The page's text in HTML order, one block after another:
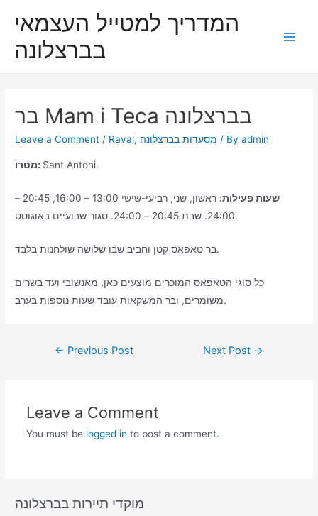
content
המדריך למטייל העצמאי
בברצלונה
בר Mam i Teca בברצלונה
Leave a Comment / Raval, מסעדות בברצלונה / Byadmin
מטרו: Sant Antoni.
שעות פעילות:
ראשון, שני, רביעי-שישי 13:00 – 16:00, 20:45 –
24:00. שבת 20:45 – 24:00. סגור שבועיים באוגוסט.
בר טאפאס קטן וחביב שבו שלושה שולחנות בלבד.
כל סוגי הטאפאס המוכרים מוצעים כאן, מאנשובי ועד בשרים
משומרים, ובר המשקאות עובד שעות נוספות בערב.
Post← Previous Post Next Post →
Leave a Comment
You must be logged in to post a comment.
מוקדי תיירות בברצלונה